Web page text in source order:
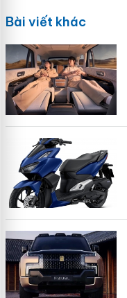
Bài viết khác